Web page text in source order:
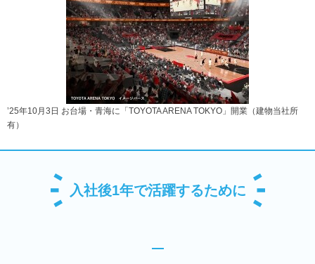
’25年10月3日 お台場・青海に「TOYOTA ARENA TOKYO」開業（建物当社所
有）
入社後1年で活躍するために